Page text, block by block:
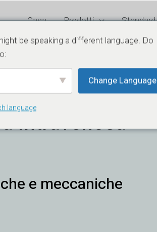
Casa Prodotti Standard
Intravenosa
e meccaniche
be speaking a different language. Do
Change Language
language